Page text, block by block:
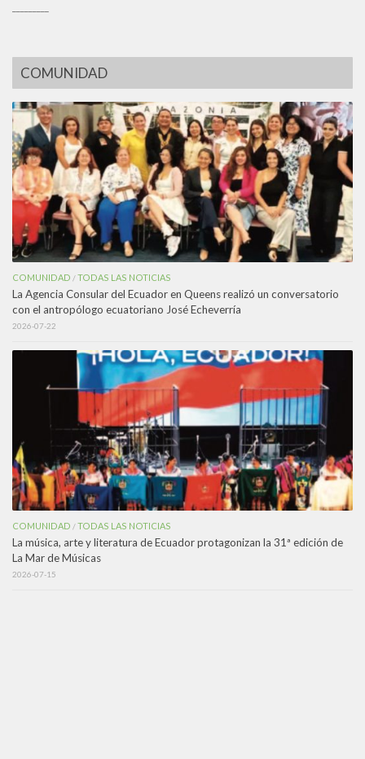
COMUNIDAD
COMUNIDAD /TODAS LAS NOTICIAS
La Agencia Consular del Ecuador en Queens realizó un conversatorio
con el antropólogo ecuatoriano José Echeverría
2026-07-22
COMUNIDAD /TODAS LAS NOTICIAS
La música, arte y literatura de Ecuador protagonizan la 31ª edición de
La Mar de Músicas
2026-07-15